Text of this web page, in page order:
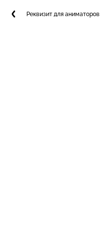
Реквизит для аниматоров